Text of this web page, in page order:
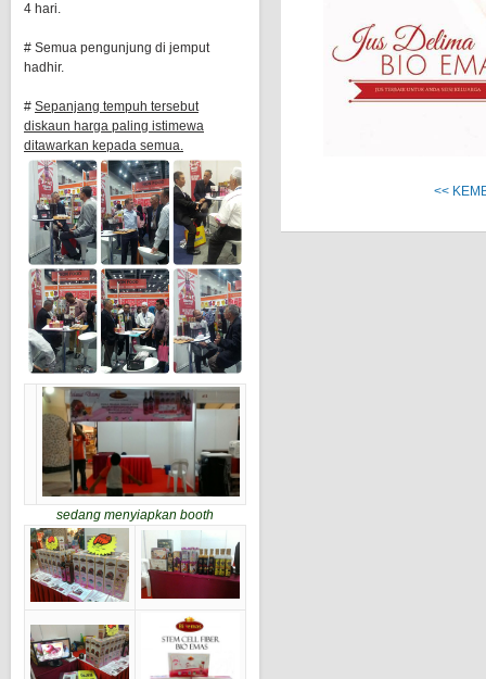
4 hari.
# Semua pengunjung di jemput
hadhir.
# Sepanjang tempuh tersebut
diskaun harga paling istimewa
ditawarkan kepada semua.
sedang menyiapkan booth
<<